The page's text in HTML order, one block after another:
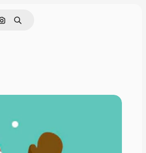
Cerca per immagine
Ricerca